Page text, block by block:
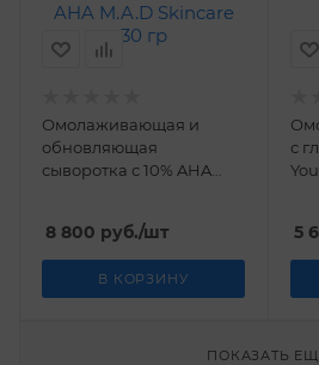
Омолаживающая и
обновляющая
сыворотка с 10% AHA
Exfoliating Serum 10%
AHA M.A.D Skincare 30 гр
8 800 руб./шт
В КОРЗИНУ
с
5
ПОКАЗАТЬ